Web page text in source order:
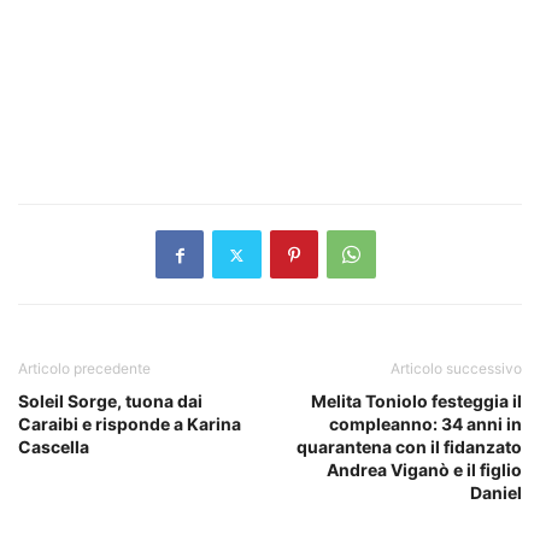
Articolo precedente
Soleil Sorge, tuona dai
Caraibi e risponde a Karina
Cascella
Articolo successivo
Melita Toniolo festeggia il
compleanno: 34 anni in
quarantena con il fidanzato
Andrea Viganò e il figlio
Daniel